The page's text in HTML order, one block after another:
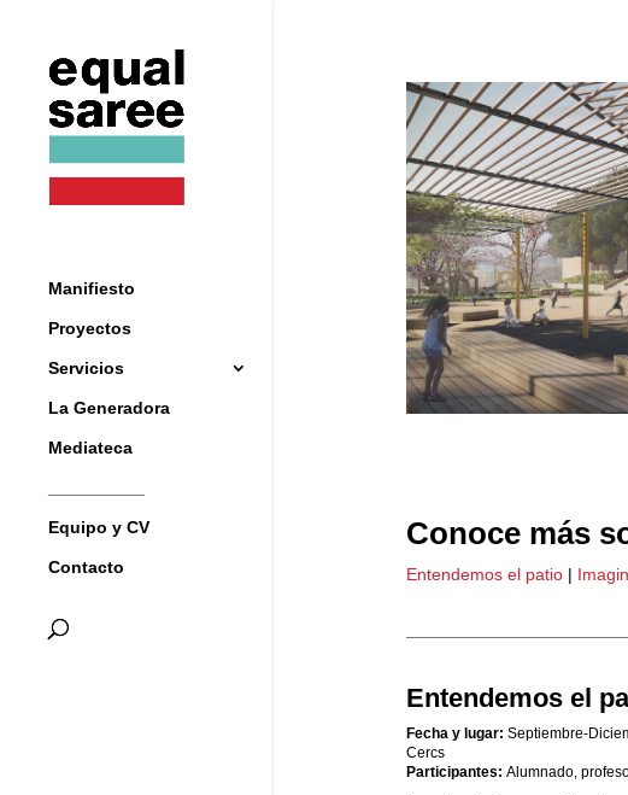
Manifiesto
Proyectos
Servicios
La Generadora
Mediateca
Equipo y CV
Contacto
Conoce más
Entendemos el patio|
Entendemos el
Fecha y lugar: Septiembre-
Cercs
Participantes: Alumnado,